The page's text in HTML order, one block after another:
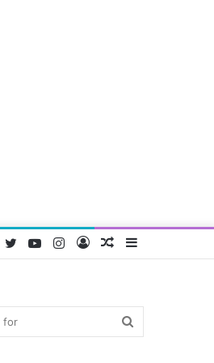
Random
Log
Instagram
YouTube
Twitter
Facebook